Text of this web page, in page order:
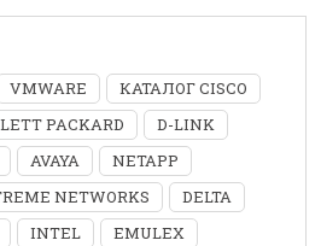
VMWARE
КАТАЛОГ CISCO
PACKARD
D-LINK
AVAYA
NETAPP
NETWORKS
DELTA
INTEL
EMULEX